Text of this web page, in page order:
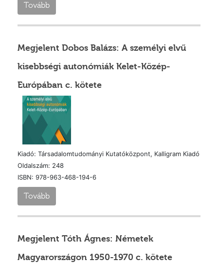
Tovább
Megjelent Dobos Balázs: A személyi elvű
kisebbségi autonómiák Kelet-Közép-
Európában c. kötete
Kiadó: Társadalomtudományi Kutatóközpont, Kalligram Kiadó
Oldalszám: 248
ISBN: 978-963-468-194-6
Tovább
Megjelent Tóth Ágnes: Németek
Magyarországon 1950-1970 c. kötete